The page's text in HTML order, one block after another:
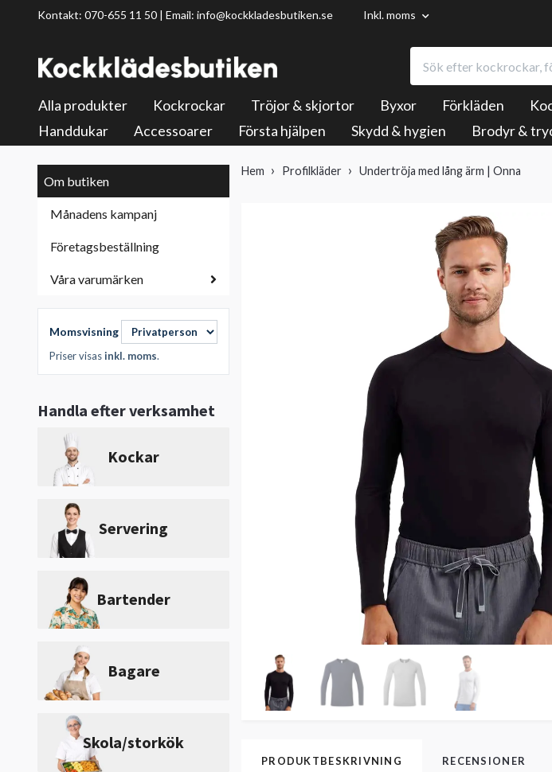
Kontakt: 070-655 11 50 | Email: info@kockkladesbutiken.se Inkl. moms
Alla produkter Kockrockar Tröjor & skjortor Byxor Förkläden
Handdukar
Accessoarer Första hjälpen Skydd & hygien Brodyr &
Om butiken
Månadens kampanj
Företagsbeställning
Våra varumärken
Momsvisning
Priser visasinkl. moms.
Handla efter verksamhet
Kockar
Servering
Bartender
Bagare
Skola/storkök
Hem Profilkläder Undertröja med lång ärm | Onna
PRODUKTBESKRIVNING RECENSIONER